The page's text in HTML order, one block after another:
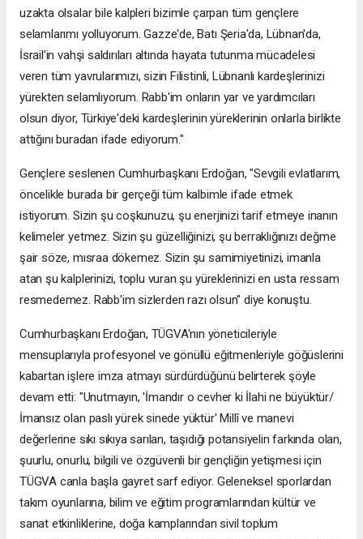
uzakta olsalar bile kalpleri bizimle çarpan tüm gençlere
selamlarımı yolluyorum. Gazze'de, Batı Şeria'da, Lübnan'da,
İsrail'in vahşi saldırıları altında hayata tutunma mücadelesi
veren tüm yavrularımızı, sizin Filistinli, Lübnanlı kardeşlerinizi
yürekten selamlıyorum. Rabb'im onların yar ve yardımcıları
olsun diyor, Türkiye'deki kardeşlerinin yüreklerinin onlarla birlikte
attığını buradan ifade ediyorum."
Gençlere seslenen Cumhurbaşkanı Erdoğan, "Sevgili evlatlarım,
öncelikle burada bir gerçeği tüm kalbimle ifade etmek
istiyorum. Sizin şu coşkunuzu, şu enerjinizi tarif etmeye inanın
kelimeler yetmez. Sizin şu güzelliğinizi, şu berraklığınızı değme
şair söze, mısraa dökemez. Sizin şu samimiyetinizi, imanla
atan şu kalplerinizi, toplu vuran şu yüreklerinizi en usta ressam
resmedemez. Rabb'im sizlerden razı olsun" diye konuştu.
Cumhurbaşkanı Erdoğan, TÜGVA'nın yöneticileriyle
mensuplarıyla profesyonel ve gönüllü eğitmenleriyle göğüslerini
kabartan işlere imza atmayı sürdürdüğünü belirterek şöyle
devam etti: "Unutmayın, 'İmandır o cevher ki İlahi ne büyüktür/
İmansız olan paslı yürek sinede yüktür' Millî ve manevi
değerlerine sıkı sıkıya sarılan, taşıdığı potansiyelin farkında olan,
şuurlu, onurlu, bilgili ve özgüvenli bir gençliğin yetişmesi için
TÜGVA canla başla gayret sarf ediyor. Geleneksel sporlardan
takım oyunlarına, bilim ve eğitim programlarından kültür ve
sanat etkinliklerine, doğa kamplarından sivil toplum